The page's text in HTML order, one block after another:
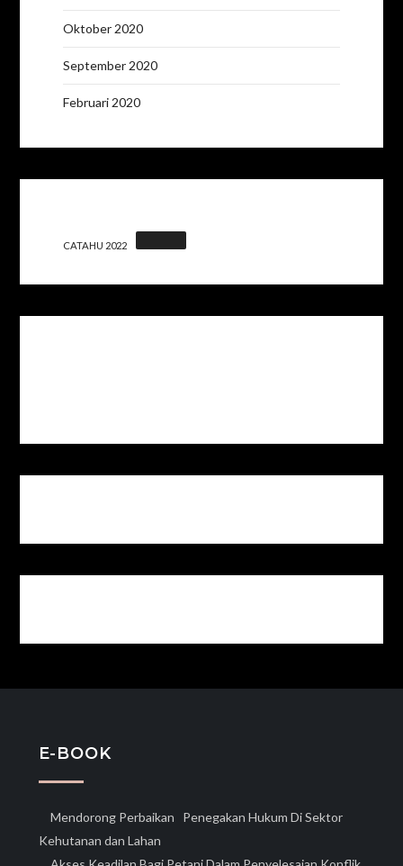
Oktober 2020
September 2020
Februari 2020
CATAHU 2022
E-BOOK
Mendorong Perbaikan Penegakan Hukum Di Sektor
Kehutanan dan Lahan